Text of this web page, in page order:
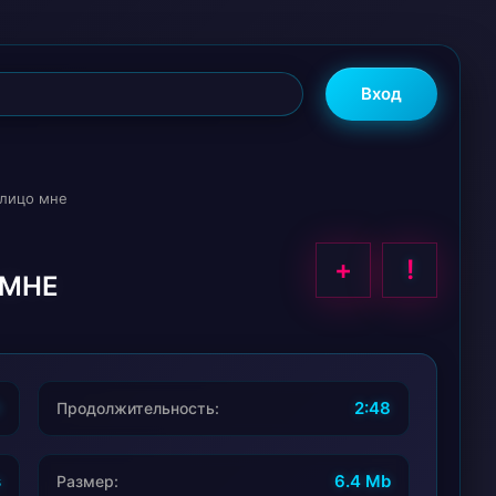
Вход
мне
+ !
Продолжительность: 2:48
Размер: 6.4 Mb